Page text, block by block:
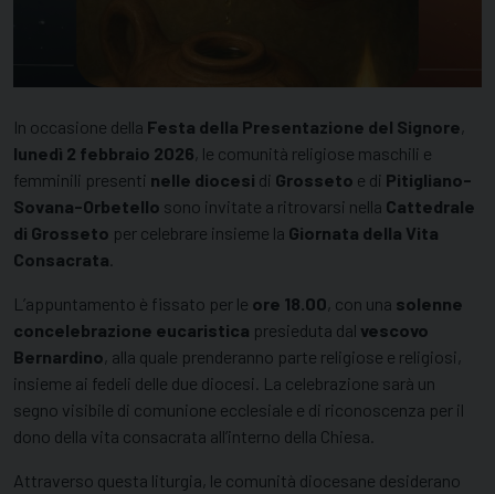
In occasione della Festa della Presentazione del Signore,
lunedì 2 febbraio 2026, le comunità religiose maschili e
femminili presenti nelle diocesi di Grosseto e di Pitigliano-
Sovana-Orbetello sono invitate a ritrovarsi nella Cattedrale
di Grosseto per celebrare insieme la Giornata della Vita
Consacrata
L’appuntamento è fissato per le ore 18.00, con una solenne
concelebrazione eucaristica presieduta dal vescovo
Bernardino, alla quale prenderanno parte religiose e religiosi,
insieme ai fedeli delle due diocesi. La celebrazione sarà un
segno visibile di comunione ecclesiale e di riconoscenza per il
dono della vita consacrata all’interno della Chiesa.
Attraverso questa liturgia, le comunità diocesane desiderano